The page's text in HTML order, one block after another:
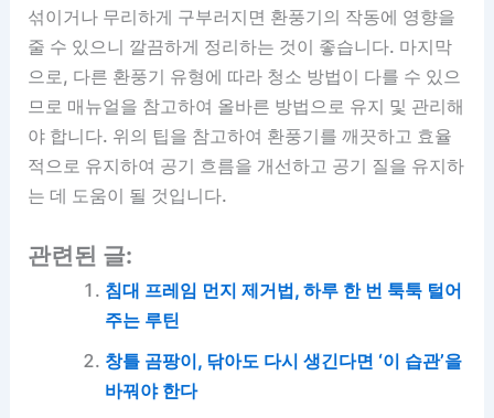
섞이거나 무리하게 구부러지면 환풍기의 작동에 영향을
줄 수 있으니 깔끔하게 정리하는 것이 좋습니다. 마지막
으로, 다른 환풍기 유형에 따라 청소 방법이 다를 수 있으
므로 매뉴얼을 참고하여 올바른 방법으로 유지 및 관리해
야 합니다. 위의 팁을 참고하여 환풍기를 깨끗하고 효율
적으로 유지하여 공기 흐름을 개선하고 공기 질을 유지하
는 데 도움이 될 것입니다.
관련된 글:
침대 프레임 먼지 제거법, 하루 한 번 툭툭 털어
주는 루틴
창틀 곰팡이, 닦아도 다시 생긴다면 ‘이 습관’을
바꿔야 한다